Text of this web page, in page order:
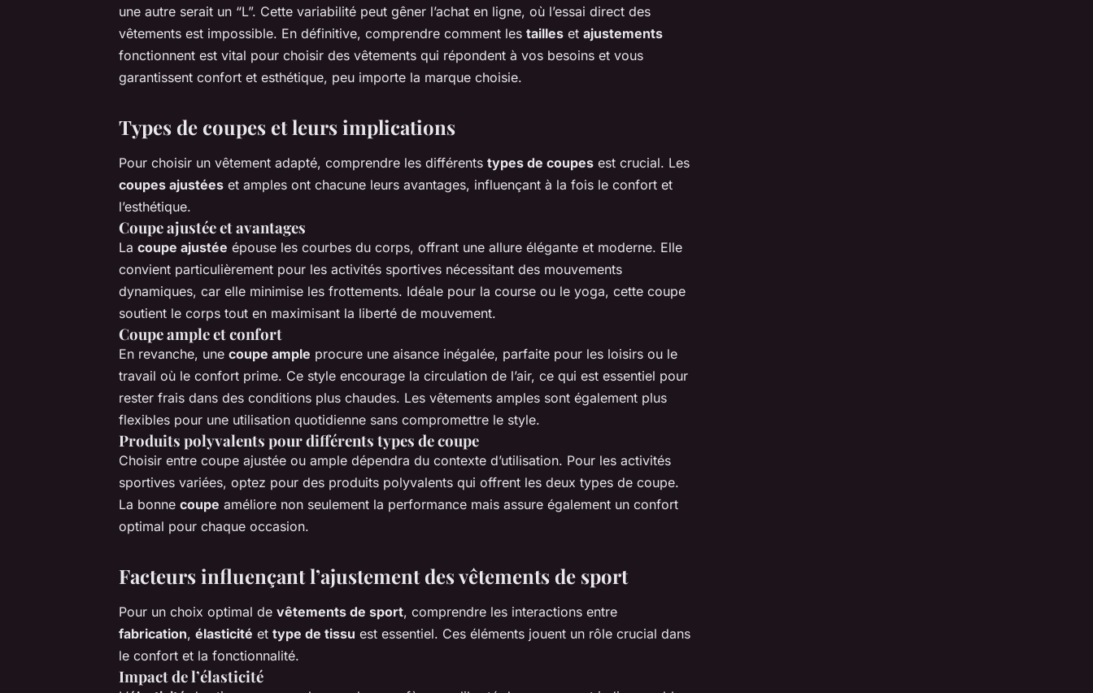
une autre serait un “L”. Cette variabilité peut gêner l’achat en ligne, où l’essai direct des
vêtements est impossible. En définitive, comprendre comment les tailles et ajustements
fonctionnent est vital pour choisir des vêtements qui répondent à vos besoins et vous
garantissent confort et esthétique, peu importe la marque choisie.
Types de coupes et leurs implications
Pour choisir un vêtement adapté, comprendre les différents types de coupes est crucial. Les
coupes ajustées et amples ont chacune leurs avantages, influençant à la fois le confort et
l’esthétique.
Coupe ajustée et avantages
La coupe ajustée épouse les courbes du corps, offrant une allure élégante et moderne. Elle
convient particulièrement pour les activités sportives nécessitant des mouvements
dynamiques, car elle minimise les frottements. Idéale pour la course ou le yoga, cette coupe
soutient le corps tout en maximisant la liberté de mouvement.
Coupe ample et confort
En revanche, une coupe ample procure une aisance inégalée, parfaite pour les loisirs ou le
travail où le confort prime. Ce style encourage la circulation de l’air, ce qui est essentiel pour
rester frais dans des conditions plus chaudes. Les vêtements amples sont également plus
flexibles pour une utilisation quotidienne sans compromettre le style.
Produits polyvalents pour différents types de coupe
Choisir entre coupe ajustée ou ample dépendra du contexte d’utilisation. Pour les activités
sportives variées, optez pour des produits polyvalents qui offrent les deux types de coupe.
La bonne coupe améliore non seulement la performance mais assure également un confort
optimal pour chaque occasion.
Facteurs influençant l’ajustement des vêtements de sport
Pour un choix optimal de vêtements de sport, comprendre les interactions entre
fabrication, élasticité et type de tissu est essentiel. Ces éléments jouent un rôle crucial dans
le confort et la fonctionnalité.
Impact de l’élasticité